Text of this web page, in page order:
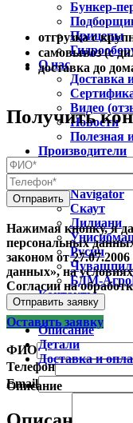
Бункер-
Прицепы
О нас
Доставка
Видео
Новости
Полезная
Производители
Navigator
Скаут
Лилиани
Русич
БДМ-
Контакты
Оставить заявку
ФИО
Телефон
Email
отгрузка с
самовывоз (с
доставка до
Получить
Нажимая кнопку, я
персональных
законом от
данных», на
Согласии на
Отправить заявку
Описание
Детали
Доставка и
Описание